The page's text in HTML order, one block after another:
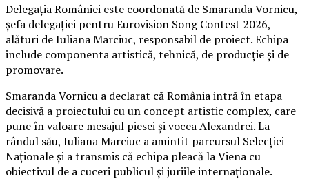
Delegația României este coordonată de Smaranda Vornicu,
șefa delegației pentru Eurovision Song Contest 2026,
alături de Iuliana Marciuc, responsabil de proiect. Echipa
include componenta artistică, tehnică, de producție și de
promovare.
Smaranda Vornicu a declarat că România intră în etapa
decisivă a proiectului cu un concept artistic complex, care
pune în valoare mesajul piesei și vocea Alexandrei. La
rândul său, Iuliana Marciuc a amintit parcursul Selecției
Naționale și a transmis că echipa pleacă la Viena cu
obiectivul de a cuceri publicul și juriile internaționale.